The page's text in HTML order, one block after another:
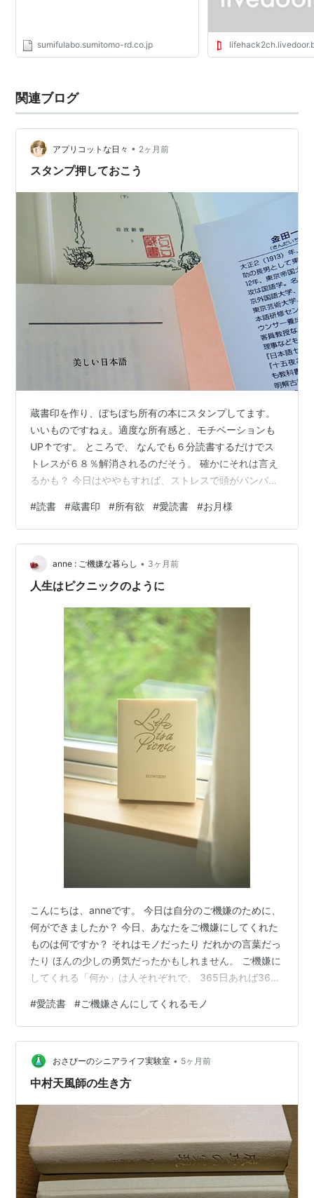
sumifulabo.sumitomo-rd.co.jp
関連ブログ
アプリコットな日々 • 2ヶ月前
スタンプ押しておこう
蔵書印を作り、ぼちぼち所有の本にスタンプしてます。
いいものですねぇ。適度な所有感と、モチベーションも
UP↑です。 ところで、 なんでも６分読書するだけでス
トレスが６８％解消されるのだそう。 確かにそれは言え
るかも？ 今日はややもすれば、ストレスで頭がパンパン
のモヤモヤがなくなっていった。 読んだのは、この写真
の本ではないのですけれどね。 最近読み終わった本とこ
れから読む予定の本に押していってます。 そうすると、
部屋にある本が、今まで自分のものであるようで、どこ
か借り物のような気がしてきて。これは、全部押してし
#読書 #蔵書印 #所有欲 #愛読書 #お月様
anne : ご機嫌な暮らし • 3ヶ月前
人生はピクニックのように
こんにちは、anneです。 今日は自分のご機嫌のために、
何ができましたか？ 今日、あなたをご機嫌にしてくれた
ものは何ですか？ それはモノだったり だれかの言葉だっ
たり ほんの少しの勇気だったかもしれません。 ご機嫌に
してくれる「何か」は人それぞれで、 365日あれば365
を掲げてるのは それだけすぐに忘れてしまうからです。
心が少し動いたのに無かったことにしてしまうからで
す。 このままじゃ悲しい。 そう思って、 日々のご機嫌
を数えていけるように、 このブログに綴っていくことに
しました。 そんな日々のご機嫌のヒントになる、 大好き
#愛読書 #ご機嫌さんにしてくれるモノ
おさぴーのシニアライフ実験室 • 5ヶ月前
中村天風師の生き方